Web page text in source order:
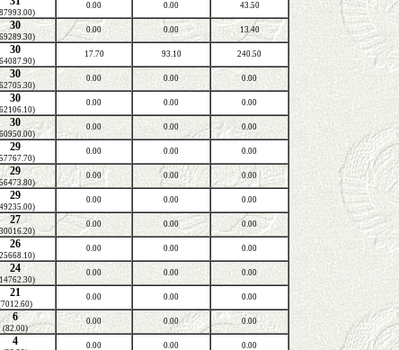
0.00 0.00 43.50
30 0.00 0.00 13.40
30 17.70 93.10 240.50
30 0.00 0.00 0.00
30 0.00 0.00 0.00
30 0.00 0.00 0.00
29 0.00 0.00 0.00
29 0.00 0.00 0.00
29 0.00 0.00 0.00
27 0.00 0.00 0.00
26 0.00 0.00 0.00
24 0.00 0.00 0.00
21 0.00 0.00 0.00
6
(82.00)
0.00 0.00 0.00
4 0.00 0.00 0.00